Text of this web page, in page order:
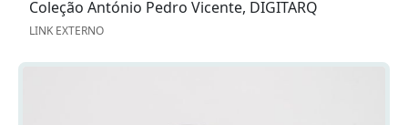
Coleção António Pedro Vicente, DIGITARQ
LINK EXTERNO